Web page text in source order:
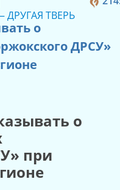
ДРУГАЯ ТВЕРЬ
о
ДРСУ»
о
при